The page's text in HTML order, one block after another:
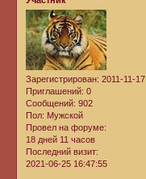
Зарегистрирован: 2011-11-17
Приглашений: 0
Сообщений: 902
Пол: Мужской
Провел на форуме:
18 дней 11 часов
Последний визит:
2021-06-25 16:47:55